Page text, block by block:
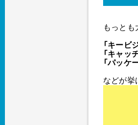
もっとも
「キービ
「キャッ
「パッケ
などが挙